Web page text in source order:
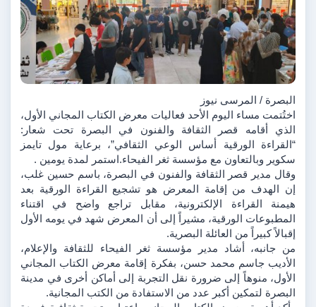
البصرة / المرسى نيوز
سكوير وبالتعاون مع مؤسسة ثغر الفيحاء.استمر لمدة يومين .
إقبالاً كبيراً من العائلة البصرية.
البصرة لتمكين أكبر عدد من الاستفادة من الكتب المجانية.